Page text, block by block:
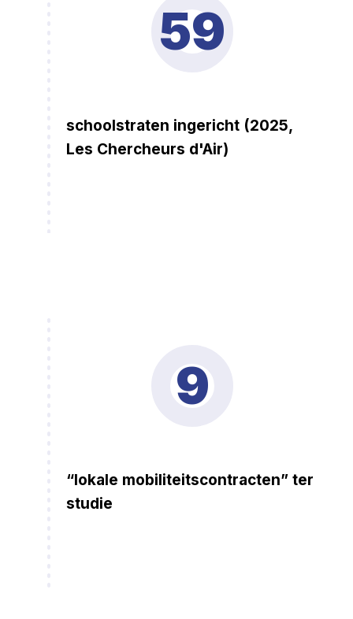
59
schoolstraten ingericht (2025,
Les Chercheurs d'Air)
9
“lokale mobiliteitscontracten” ter
studie